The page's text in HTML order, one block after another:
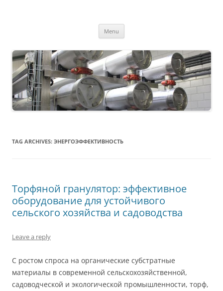
Menu
TAG ARCHIVES: ЭНЕРГОЭФФЕКТИВНОСТЬ
Торфяной гранулятор: эффективное
оборудование для устойчивого
сельского хозяйства и садоводства
Leave a reply
С ростом спроса на органические субстратные
материалы в современной сельскохозяйственной,
садоводческой и экологической промышленности, торф,